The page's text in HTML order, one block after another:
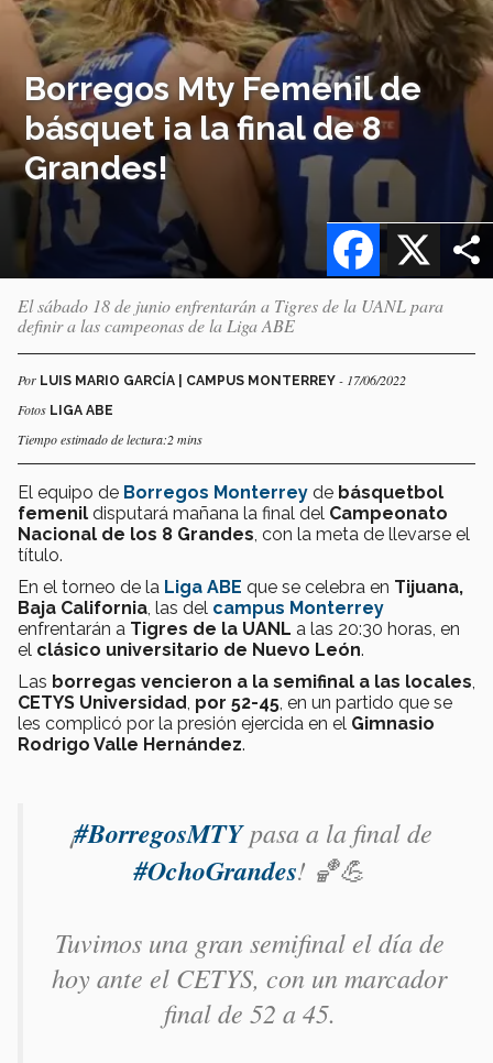
Borregos Mty Femenil de
básquet ¡a la final de 8
Grandes!
X
Facebook
El sábado 18 de junio enfrentarán a Tigres de la UANL para
definir a las campeonas de la Liga ABE
Por LUIS MARIO GARCÍA | CAMPUS MONTERREY - 17/06/2022
Fotos LIGA ABE
Tiempo estimado de lectura:2 mins
El equipo de Borregos Monterrey de básquetbol
femenil disputará mañana la final del Campeonato
Nacional de los 8 Grandes , con la meta de llevarse el
título.
En el torneo de la Liga ABE que se celebra en Tijuana,
Baja California , las del campus Monterrey
enfrentarán a Tigres de la UANL a las 20:30 horas, en
el clásico universitario de Nuevo León.
Las borregas vencieron a la semifinal a las locales
CETYS Universidad por 52-45 , en un partido que se
les complicó por la presión ejercida en el Gimnasio
Rodrigo Valle Hernández.
¡#BorregosMTYpasa a la final de
#OchoGrandes! 🏀💪
Tuvimos una gran semifinal el día de
hoy ante el CETYS, con un marcador
final de 52 a 45.